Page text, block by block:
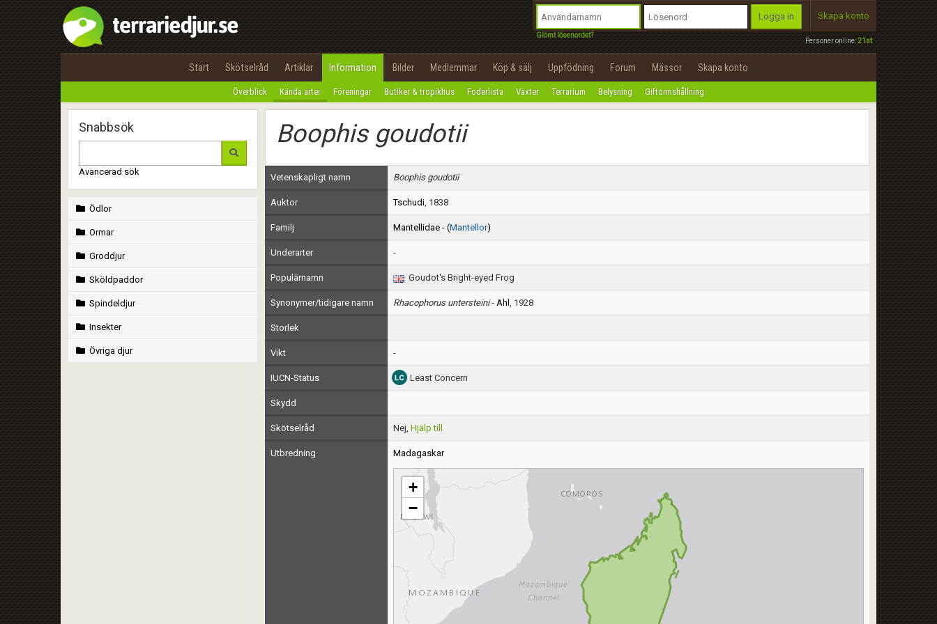
Personer online:21st
Logga in
Glömt lösenordet?
Skapa konto
Start Skötselråd Artiklar Information Bilder Medlemmar Köp & sälj Uppfödning Forum Mässor Skapa konto
Överblick Kända arter Föreningar Butiker & tropikhus Foderlista Växter Terrarium Belysning Giftormshållning
Snabbsök
Avancerad sök
Ödlor
Ormar
Groddjur
Sköldpaddor
Spindeldjur
Insekter
Övriga djur
Boophis goudotii
Vetenskapligt namn Boophis goudotii
Auktor Tschudi, 1838
Familj Mantellidae - (Mantellor)
Underarter -
Populärnamn Goudot's Bright-eyed Frog
Synonymer/tidigare namn Rhacophorus untersteini- Ahl , 1928
Storlek
Vikt -
IUCN-Status Least Concern
Skydd
Skötselråd Nej, Hjälp till
Utbredning Madagaskar
+
−
Utför
100%
OK
integritetspolicy
Namn:
Epost:
Användarnamn:
Lösenord:
Privacy Policy
Terms of Service
Begär nytt lösenord
Tillbaka till förstasidan